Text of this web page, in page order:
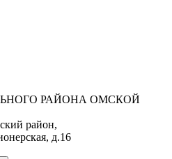
РАЙОНА ОМСКОЙ
район,
д.16